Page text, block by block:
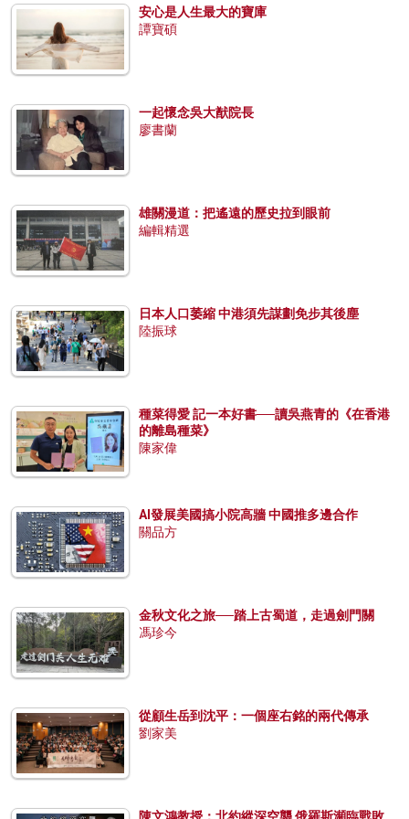
安心是人生最大的寶庫
譚寶碩
一起懷念吳大猷院長
廖書蘭
雄關漫道：把遙遠的歷史拉到眼前
編輯精選
日本人口萎縮 中港須先謀劃免步其後塵
陸振球
種菜得愛 記一本好書──讀吳燕青的《在香港
的離島種菜》
陳家偉
AI發展美國搞小院高牆 中國推多邊合作
關品方
金秋文化之旅──踏上古蜀道，走過劍門關
馮珍今
從顧生岳到沈平：一個座右銘的兩代傳承
劉家美
陳文鴻教授：北約縱深空襲 俄羅斯瀕臨戰敗